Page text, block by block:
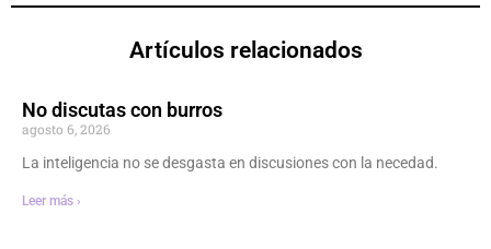
Artículos relacionados
No discutas con burros
agosto 6, 2026
La inteligencia no se desgasta en discusiones con la necedad.
Leer más ›